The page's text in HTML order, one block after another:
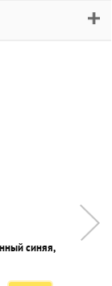
синяя,